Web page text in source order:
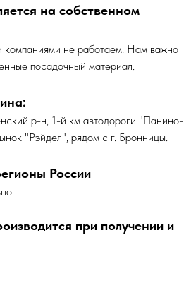
на собственном
компаниями не работаем. Нам важно
посадочный материал.
р-н, 1-й км автодороги "Панино-
"Рэйдел", рядом с г. Бронницы.
России
при получении и